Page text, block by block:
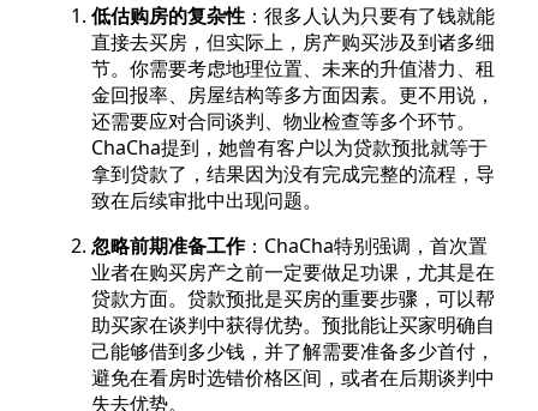
低估购房的复杂性 ：很多人认为只要有了钱就能
直接去买房，但实际上，房产购买涉及到诸多细
节。你需要考虑地理位置、未来的升值潜力、租
金回报率、房屋结构等多方面因素。更不用说，
还需要应对合同谈判、物业检查等多个环节。
ChaCha提到，她曾有客户以为贷款预批就等于
拿到贷款了，结果因为没有完成完整的流程，导
致在后续审批中出现问题。
忽略前期准备工作：ChaCha特别强调，首次置
业者在购买房产之前一定要做足功课，尤其是在
贷款方面。贷款预批是买房的重要步骤，可以帮
助买家在谈判中获得优势。预批能让买家明确自
己能够借到多少钱，并了解需要准备多少首付，
避免在看房时选错价格区间，或者在后期谈判中
失去优势。